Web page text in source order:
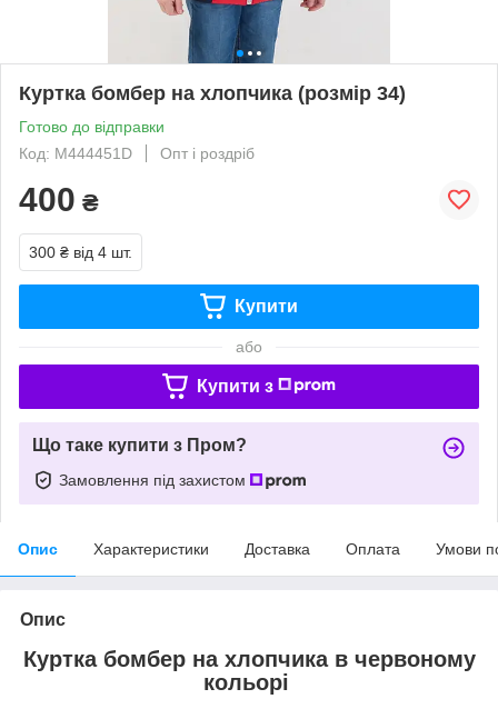
Куртка бомбер на хлопчика (розмір 34)
Готово до відправки
Код: M444451D
Опт і роздріб
400 ₴
300 ₴ від 4 шт.
Купити
або
Купити з
Що таке купити з Пром?
Замовлення під захистом
Опис Характеристики Доставка Оплата Умови
Опис
Куртка бомбер на хлопчика в червоному
кольорі